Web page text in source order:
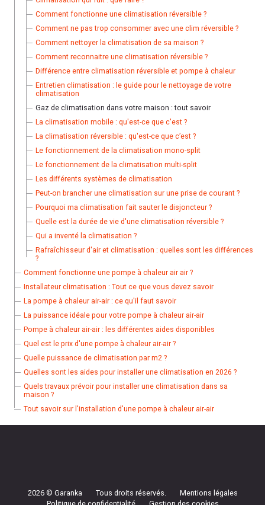
Comment fonctionne une climatisation réversible ?
Comment ne pas trop consommer avec une clim réversible ?
Comment nettoyer la climatisation de sa maison ?
Comment reconnaitre une climatisation réversible ?
Différence entre climatisation réversible et pompe à chaleur
Entretien climatisation : le guide pour le nettoyage de votre
climatisation
Gaz de climatisation dans votre maison : tout savoir
La climatisation mobile : qu'est-ce que c'est ?
La climatisation réversible : qu'est-ce que c’est ?
Le fonctionnement de la climatisation mono-split
Le fonctionnement de la climatisation multi-split
Les différents systèmes de climatisation
Peut-on brancher une climatisation sur une prise de courant ?
Pourquoi ma climatisation fait sauter le disjoncteur ?
Quelle est la durée de vie d'une climatisation réversible ?
Qui a inventé la climatisation ?
Rafraîchisseur d'air et climatisation : quelles sont les différences
?
Comment fonctionne une pompe à chaleur air air ?
Installateur climatisation : Tout ce que vous devez savoir
La pompe à chaleur air-air : ce qu'il faut savoir
La puissance idéale pour votre pompe à chaleur air-air
Pompe à chaleur air-air : les différentes aides disponibles
Quel est le prix d'une pompe à chaleur air-air ?
Quelle puissance de climatisation par m2 ?
Quelles sont les aides pour installer une climatisation en 2026 ?
Quels travaux prévoir pour installer une climatisation dans sa
maison ?
Tout savoir sur l'installation d'une pompe à chaleur air-air
2026 © Garanka Tous droits réservés.
Mentions légales